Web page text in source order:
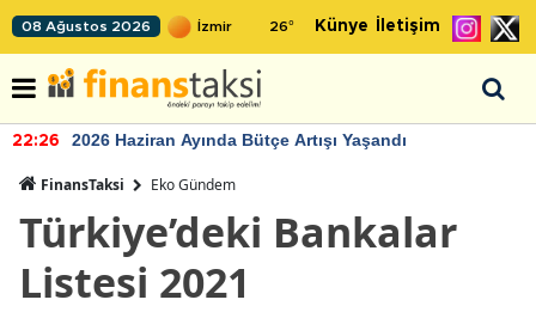
08 Ağustos 2026 26° Künye İletişim
22:26 2026 Haziran Ayında Bütçe Artışı Yaşandı
FinansTaksi Eko Gündem
Türkiye’deki Bankalar
Listesi 2021